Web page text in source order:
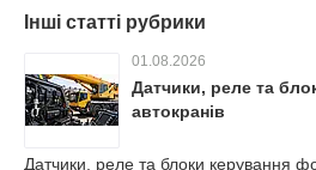
Інші статті рубрики
01.08.2026
Датчики, реле та
автокранів
Датчики, реле та блоки керування